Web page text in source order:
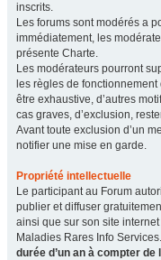
inscrits.
Les forums sont modérés a
immédiatement, les
présente Charte.
Les modérateurs pourront
les règles de
être exhaustive, d’autres
cas graves, d’exclusion,
Avant toute exclusion d’un
notifier une mise en garde.
Propriété intellectuelle
Le participant au Forum
publier et diffuser
ainsi que sur son site
Maladies Rares Info Services.
durée d’un an à compter